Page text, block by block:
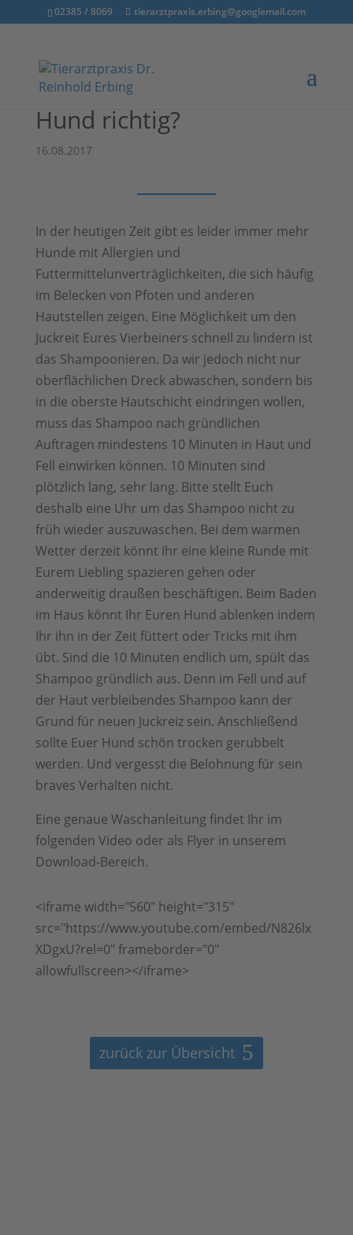
02385 / 8069 tierarztpraxis.erbing@googlemail.com
Wie wasche ich meinen
Hund richtig?
16.08.2017
In der heutigen Zeit gibt es leider immer mehr
Hunde mit Allergien und
Futtermittelunverträglichkeiten, die sich häufig
im Belecken von Pfoten und anderen
Hautstellen zeigen. Eine Möglichkeit um den
Juckreit Eures Vierbeiners schnell zu lindern ist
das Shampoonieren. Da wir jedoch nicht nur
oberflächlichen Dreck abwaschen, sondern bis
in die oberste Hautschicht eindringen wollen,
muss das Shampoo nach gründlichen
Auftragen mindestens 10 Minuten in Haut und
Fell einwirken können. 10 Minuten sind
plötzlich lang, sehr lang. Bitte stellt Euch
deshalb eine Uhr um das Shampoo nicht zu
früh wieder auszuwaschen. Bei dem warmen
Wetter derzeit könnt Ihr eine kleine Runde mit
Eurem Liebling spazieren gehen oder
anderweitig draußen beschäftigen. Beim Baden
im Haus könnt Ihr Euren Hund ablenken indem
Ihr ihn in der Zeit füttert oder Tricks mit ihm
übt. Sind die 10 Minuten endlich um, spült das
Shampoo gründlich aus. Denn im Fell und auf
der Haut verbleibendes Shampoo kann der
Grund für neuen Juckreiz sein. Anschließend
sollte Euer Hund schön trocken gerubbelt
werden. Und vergesst die Belohnung für sein
braves Verhalten nicht.
Eine genaue Waschanleitung findet Ihr im
folgenden Video oder als Flyer in unserem
Download-Bereich.
<iframe width="560" height="315"
src="https://www.youtube.com/embed/N826lx
XDgxU?rel=0" frameborder="0"
allowfullscreen></iframe>
zurück zur Übersicht